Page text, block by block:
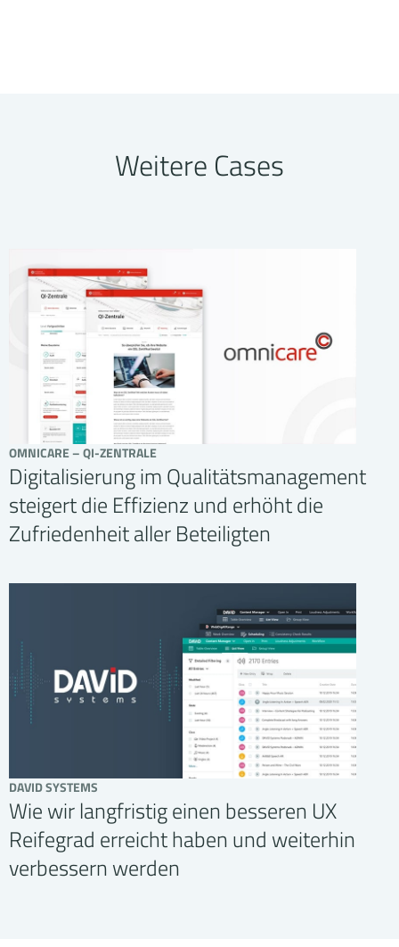
Weitere Cases
OMNICARE – QI-ZENTRALE
Digitalisierung im Qualitätsmanagement
steigert die Effizienz und erhöht die
Zufriedenheit aller Beteiligten
DAVID SYSTEMS
Wie wir langfristig einen besseren UX
Reifegrad erreicht haben und weiterhin
verbessern werden